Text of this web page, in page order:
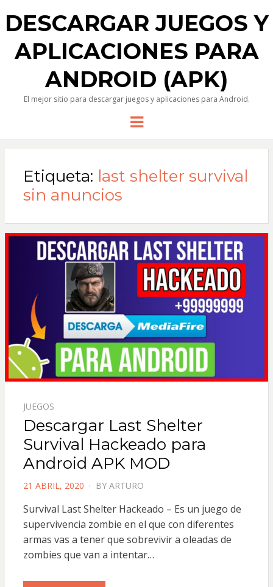
DESCARGAR JUEGOS Y
APLICACIONES PARA
ANDROID (APK)
El mejor sitio para descargar juegos y aplicaciones para Android.
Menu
Etiqueta: last shelter survival
sin anuncios
JUEGOS
Descargar Last Shelter
Survival Hackeado para
Android APK MOD
POSTED
21 ABRIL, 2020 BY ARTURO
Survival Last Shelter Hackeado – Es un juego de
supervivencia zombie en el que con diferentes
armas vas a tener que sobrevivir a oleadas de
zombies que van a intentar…